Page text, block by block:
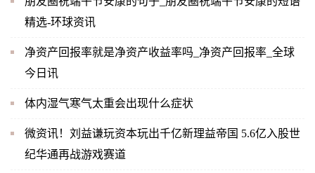
精选-环球资讯
净资产回报率就是净资产收益率吗_净资产回报率_全球
今日讯
体内湿气寒气太重会出现什么症状
微资讯！刘益谦玩资本玩出千亿新理益帝国 5.6亿入股世
纪华通再战游戏赛道